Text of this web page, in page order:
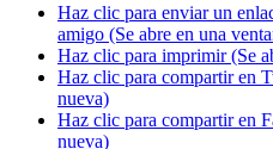
Haz clic para enviar un
amigo (Se abre en una
Haz clic para imprimir (Se
Haz clic para compartir en
nueva)
Haz clic para compartir en
nueva)